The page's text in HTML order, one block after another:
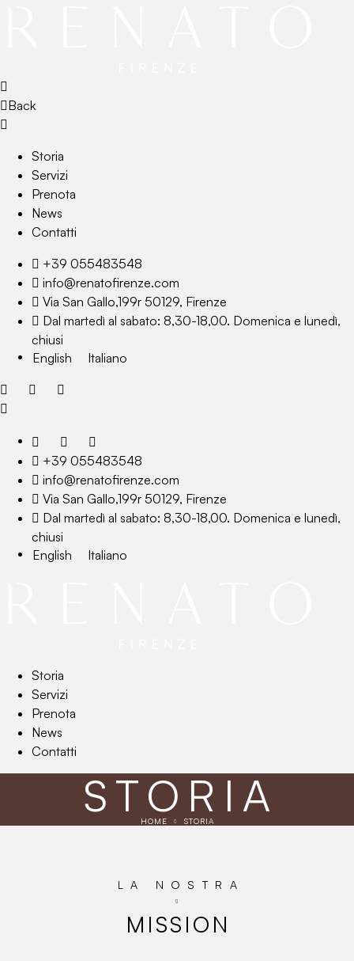
Back
Storia
Servizi
Prenota
News
Contatti
+39 055483548
info@renatofirenze.com
Via San Gallo,199r 50129, Firenze
Dal martedì al sabato: 8,30-18,00. Domenica e lunedì,
chiusi
English
Italiano
+39 055483548
info@renatofirenze.com
Via San Gallo,199r 50129, Firenze
Dal martedì al sabato: 8,30-18,00. Domenica e lunedì,
chiusi
English
Italiano
Storia
Servizi
Prenota
News
Contatti
STORIA
HOME STORIA
LA NOSTRA
MISSION